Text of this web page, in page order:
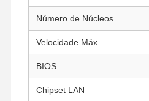
Número de Núcleos
Velocidade Máx.
BIOS
Chipset LAN